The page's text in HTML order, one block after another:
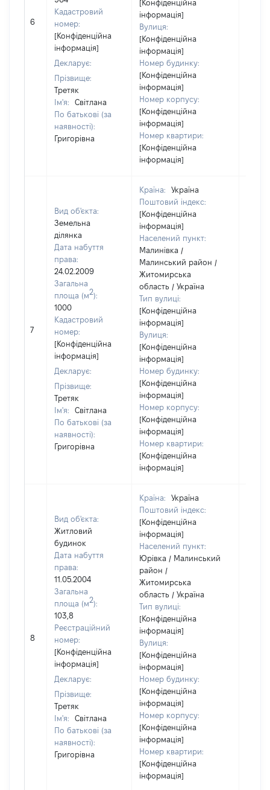
6
Кадастровий
номер:
[Конфіденційна
інформація]
Декларує:
Прізвище:
Третяк
Ім'я:
Світлана
По батькові (за
наявності):
Григорівна
[Конфіденційна
інформація]
Вулиця:
[Конфіденційна
інформація]
Номер будинку:
[Конфіденційна
інформація]
Номер корпусу:
[Конфіденційна
інформація]
Номер квартири:
[Конфіденційна
інформація]
7
Вид об'єкта:
Земельна
ділянка
Дата набуття
права:
24.02.2009
Загальна
площа (м2):
1000
Кадастровий
номер:
[Конфіденційна
інформація]
Декларує:
Прізвище:
Третяк
Ім'я:
Світлана
По батькові (за
наявності):
Григорівна
Країна:
Україна
Поштовий індекс:
[Конфіденційна
інформація]
Населений пункт:
Малинівка /
Малинський район /
Житомирська
область / Україна
Тип вулиці:
[Конфіденційна
інформація]
Вулиця:
[Конфіденційна
інформація]
Номер будинку:
[Конфіденційна
інформація]
Номер корпусу:
[Конфіденційна
інформація]
Номер квартири:
[Конфіденційна
інформація]
8
Вид об'єкта:
Житловий
будинок
Дата набуття
права:
11.05.2004
Загальна
площа (м2):
103,8
Реєстраційний
номер:
[Конфіденційна
інформація]
Декларує:
Прізвище:
Третяк
Ім'я:
Світлана
По батькові (за
наявності):
Григорівна
Країна:
Україна
Поштовий індекс:
[Конфіденційна
інформація]
Населений пункт:
Юрівка / Малинський
район /
Житомирська
область / Україна
Тип вулиці:
[Конфіденційна
інформація]
Вулиця:
[Конфіденційна
інформація]
Номер будинку:
[Конфіденційна
інформація]
Номер корпусу:
[Конфіденційна
інформація]
Номер квартири:
[Конфіденційна
інформація]